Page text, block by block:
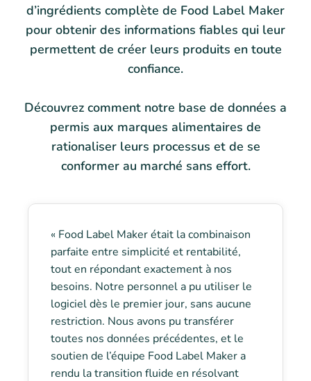
d’ingrédients complète de Food Label Maker
pour obtenir des informations fiables qui leur
permettent de créer leurs produits en toute
confiance.
Découvrez comment notre base de données a
permis aux marques alimentaires de
rationaliser leurs processus et de se
conformer au marché sans effort.
« Food Label Maker était la combinaison
parfaite entre simplicité et rentabilité,
tout en répondant exactement à nos
besoins. Notre personnel a pu utiliser le
logiciel dès le premier jour, sans aucune
restriction. Nous avons pu transférer
toutes nos données précédentes, et le
soutien de l’équipe Food Label Maker a
rendu la transition fluide en résolvant